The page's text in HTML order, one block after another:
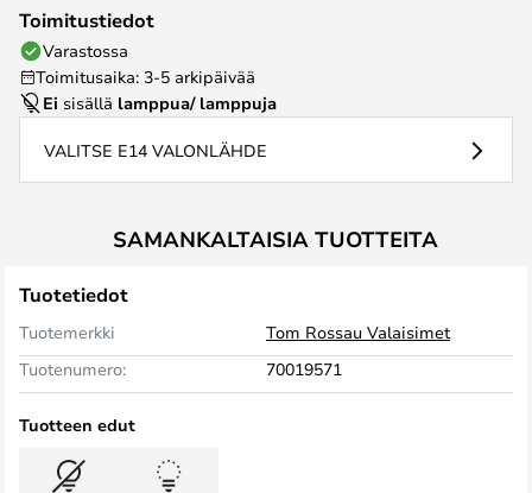
Toimitustiedot
Varastossa
Toimitusaika: 3-5 arkipäivää
Ei sisällä lamppua/ lamppuja
VALITSE E14 VALONLÄHDE
SAMANKALTAISIA TUOTTEITA
Tuotetiedot
Tuotemerkki
Tom Rossau Valaisimet
Tuotenumero:
70019571
Tuotteen edut